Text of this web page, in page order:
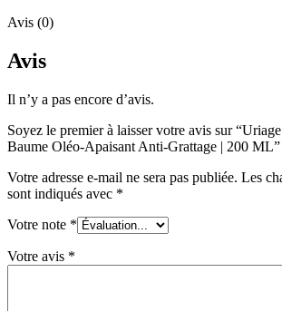
Avis (0)
Avis
Il n’y a pas encore d’avis.
Soyez le premier à laisser votre avis sur
Baume Oléo-Apaisant Anti-Grattage | 200 ML”
Votre adresse e-mail ne sera pas publiée. Les
sont indiqués avec *
Votre note *
Votre avis *